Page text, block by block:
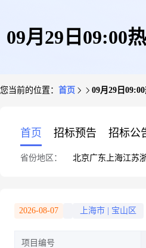
09月29日09:00
您当前的位置： 首页 09月29日
首页 招标预告 招标公
省份地区： 北京广东 上海江苏
2026-08-07 上海市 宝山区
项目编号